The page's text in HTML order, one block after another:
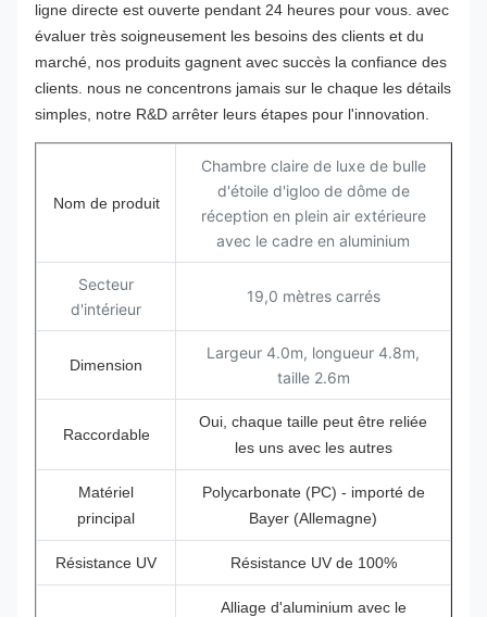
ligne directe est ouverte pendant 24 heures pour vous. avec
évaluer très soigneusement les besoins des clients et du
marché, nos produits gagnent avec succès la confiance des
clients. nous ne concentrons jamais sur le chaque les détails
simples, notre R&D arrêter leurs étapes pour l'innovation.
Nom de produit
Chambre claire de luxe de bulle
d'étoile d'igloo de dôme de
réception en plein air extérieure
avec le cadre en aluminium
Secteur
d'intérieur
19,0 mètres carrés
Dimension
Largeur 4.0m, longueur 4.8m,
taille 2.6m
Raccordable
Oui, chaque taille peut être reliée
les uns avec les autres
Matériel
principal
Polycarbonate (PC) - importé de
Bayer (Allemagne)
Résistance UV Résistance UV de 100%
Alliage d'aluminium avec le